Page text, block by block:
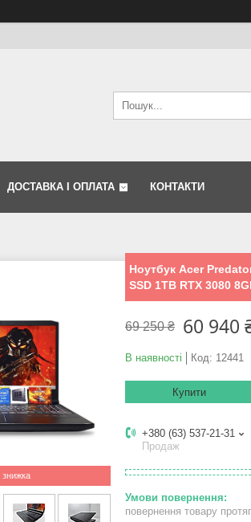
ДОСТАВКА І ОПЛАТА КОНТАКТИ
Ноутбук Acer
SSD 1TB RTX 3080
69 250 ₴ 60 940
В наявності Код: 12441
Купити
+380 (63) 537-21-31
Продаж
повернення товару